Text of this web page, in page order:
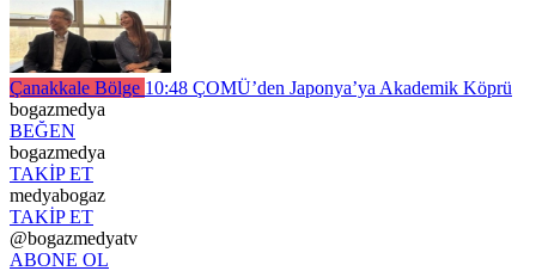
Çanakkale Bölge 10:48 ÇOMÜ’den Japonya’ya Akademik Köprü
bogazmedya
BEĞEN
bogazmedya
TAKİP ET
medyabogaz
TAKİP ET
@bogazmedyatv
ABONE OL